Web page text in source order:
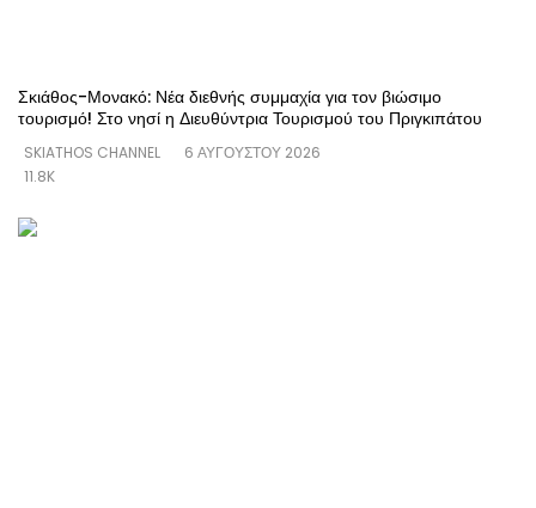
Σκιάθος-Μονακό: Νέα διεθνής συμμαχία για τον βιώσιμο
τουρισμό! Στο νησί η Διευθύντρια Τουρισμού του Πριγκιπάτου
SKIATHOS CHANNEL
6 ΑΥΓΟΎΣΤΟΥ 2026
11.8K